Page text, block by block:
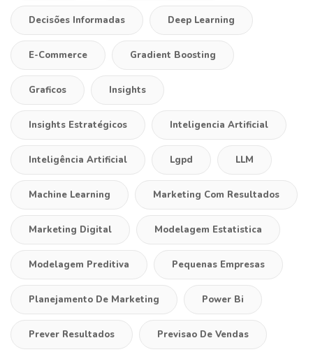
Decisões Informadas Deep Learning
E-Commerce Gradient Boosting
Graficos Insights
Insights Estratégicos Inteligencia Artificial
Inteligência Artificial Lgpd LLM
Machine Learning Marketing Com Resultados
Marketing Digital Modelagem Estatistica
Modelagem Preditiva Pequenas Empresas
Planejamento De Marketing Power Bi
Prever Resultados Previsao De Vendas